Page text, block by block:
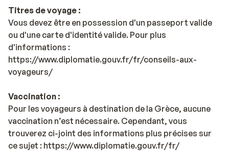
Titres de voyage :
Vous devez être en possession d'un passeport valide
ou d'une carte d'identité valide. Pour plus
d'informations :
https://www.diplomatie.gouv.fr/fr/conseils-aux-
voyageurs/
Vaccination :
Pour les voyageurs à destination de la Grèce, aucune
vaccination n’est nécessaire. Cependant, vous
trouverez ci-joint des informations plus précises sur
ce sujet : https://www.diplomatie.gouv.fr/fr/